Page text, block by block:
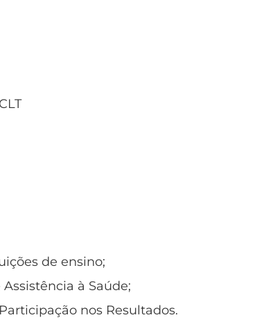
de ensino;
Assistência à Saúde;
nos Resultados.